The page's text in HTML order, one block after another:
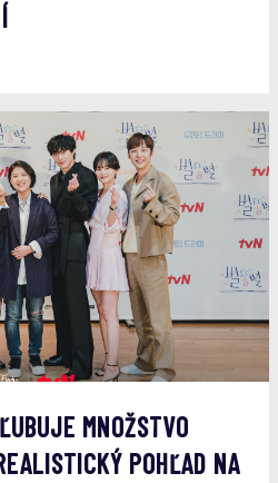
MNOŽSTVO
POHĽAD NA